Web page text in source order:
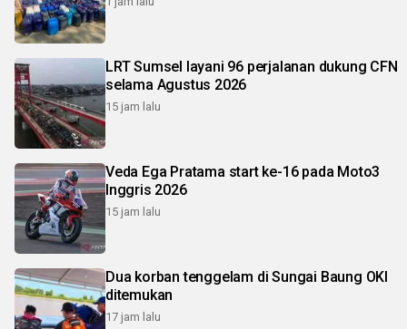
LRT Sumsel layani 96 perjalanan dukung CFN
selama Agustus 2026
15 jam lalu
Veda Ega Pratama start ke-16 pada Moto3
Inggris 2026
15 jam lalu
Dua korban tenggelam di Sungai Baung OKI
ditemukan
17 jam lalu